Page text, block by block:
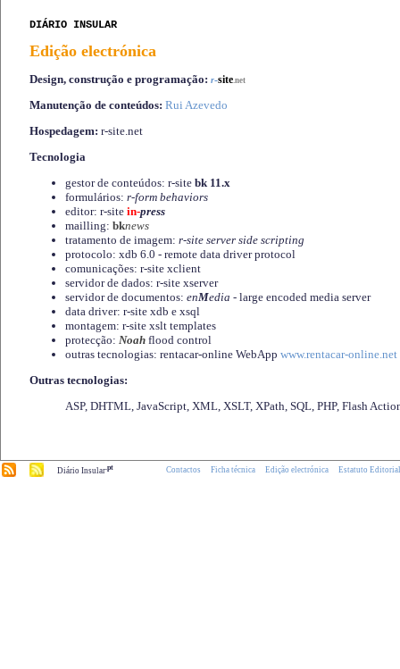
DIÁRIO INSULAR
Edição electrónica
Design, construção e programação: r-site.net
Manutenção de conteúdos: Rui Azevedo
Hospedagem: r-site.net
Tecnologia
gestor de conteúdos: r-site bk 11.x
formulários: r-form behaviors
editor: r-site in-press
mailling: bknews
tratamento de imagem: r-site server side scripting
protocolo: xdb 6.0 - remote data driver protocol
comunicações: r-site xclient
servidor de dados: r-site xserver
servidor de documentos: enMedia - large encoded media server
data driver: r-site xdb e xsql
montagem: r-site xslt templates
protecção: Noah flood control
outras tecnologias: rentacar-online WebApp www.rentacar-online.net
Outras tecnologias:
ASP, DHTML, JavaScript, XML, XSLT, XPath, SQL, PHP, Flash
Diário Insular.pt Contactos Ficha técnica Edição electrónica Estatuto Editorial